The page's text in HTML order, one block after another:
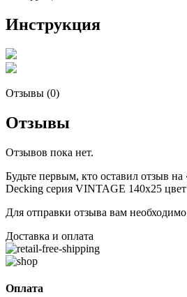
Инструкция
Отзывы (0)
Отзывы
Отзывов пока нет.
Будьте первым, кто оставил отзыв на
Decking серия VINTAGE 140х25
Для отправки отзыва вам необходимо
Доставка и оплата
Оплата